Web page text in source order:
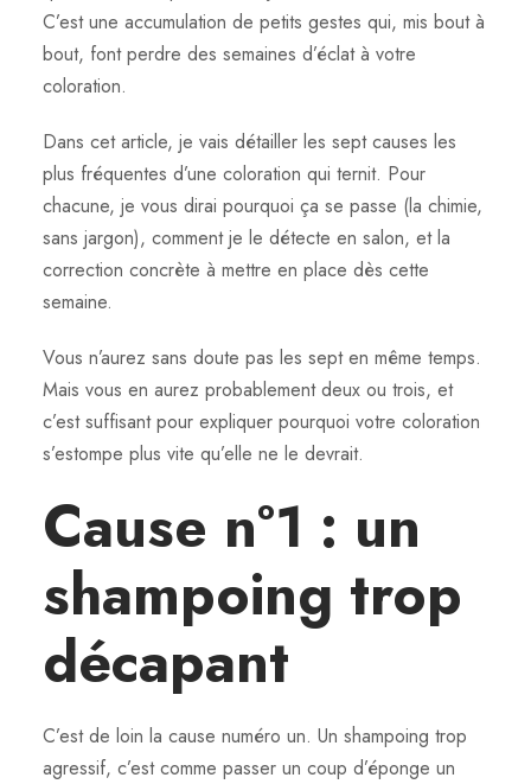
C’est une accumulation de petits gestes qui, mis bout à
bout, font perdre des semaines d’éclat à votre
coloration.
Dans cet article, je vais détailler les sept causes les
plus fréquentes d’une coloration qui ternit. Pour
chacune, je vous dirai pourquoi ça se passe (la chimie,
sans jargon), comment je le détecte en salon, et la
correction concrète à mettre en place dès cette
semaine.
Vous n’aurez sans doute pas les sept en même temps.
Mais vous en aurez probablement deux ou trois, et
c’est suffisant pour expliquer pourquoi votre coloration
s’estompe plus vite qu’elle ne le devrait.
Cause n°1 : un
shampoing trop
décapant
C’est de loin la cause numéro un. Un shampoing trop
agressif, c’est comme passer un coup d’éponge un